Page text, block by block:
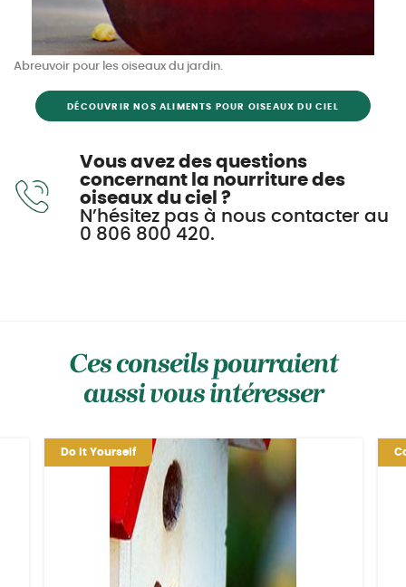
Abreuvoir pour les oiseaux du jardin.
DÉCOUVRIR NOS ALIMENTS POUR OISEAUX DU CIEL
Vous avez des questions
concernant la nourriture des
oiseaux du ciel ?
N’hésitez pas à nous contacter au
0 806 800 420.
Ces conseils pourraient
aussi vous intéresser
Do it Yourself